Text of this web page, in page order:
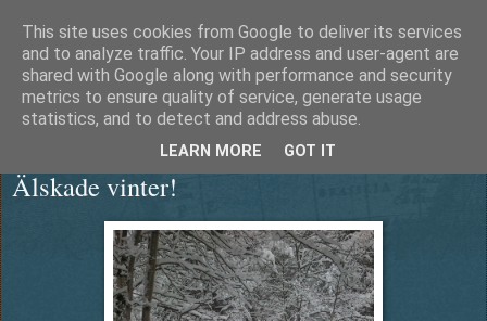
Äventyrshunden Diesel
Älskade vinter!
This site uses cookies from Google to deliver its services
and to analyze traffic. Your IP address and user-agent are
shared with Google along with performance and security
metrics to ensure quality of service, generate usage
statistics, and to detect and address abuse.
LEARN MORE GOT IT